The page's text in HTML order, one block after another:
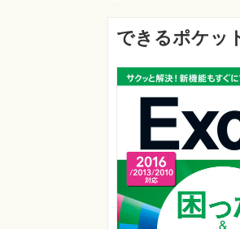
できるポケッ